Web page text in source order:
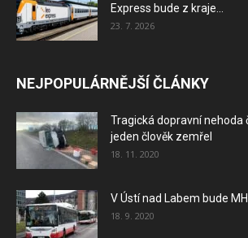
Express bude z kraje...
23. 7. 2026
NEJPOPULÁRNĚJŠÍ ČLÁNKY
Tragická dopravní nehoda
jeden člověk zemřel
18. 11. 2020
V Ústí nad Labem bude
18. 9. 2020